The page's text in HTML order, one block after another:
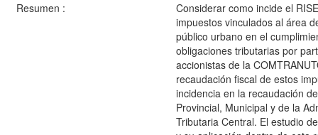
Resumen :
Considerar como incide el
impuestos vinculados al área
público urbano en el
obligaciones tributarias por
accionistas de la
recaudación fiscal de estos
incidencia en la recaudación
Provincial, Municipal y de la
Tributaria Central. El estudio